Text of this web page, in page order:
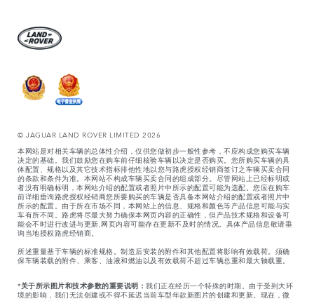
© JAGUAR LAND ROVER LIMITED 2026
本网站是对相关车辆的总体性介绍，仅供您做初步一般性参考，不应构成您购买车辆
决定的基础。我们鼓励您在购车前仔细核验车辆以决定是否购买。您所购买车辆的具
体配置、规格以及其它技术指标排他性地以您与路虎授权经销商签订之车辆买卖合同
的条款和条件为准。本网站不构成车辆买卖合同的组成部分。尽管网站上已经标明或
者没有明确标明，本网站介绍的配置或者照片中所示的配置可能为选配。您应在购车
前详细垂询路虎授权经销商您所要购买的车辆是否具备本网站介绍的配置或者照片中
所示的配置。由于所在市场不同，本网站上的信息、规格和颜色等产品信息可能与实
车有所不同。路虎将尽最大努力确保本网页内容的正确性，但产品技术规格和设备可
能会不时进行改进与更新,网页内容可能存在更新不及时的情况。具体产品信息敬请垂
询当地授权路虎经销商。
所述重量基于车辆的标准规格。制造后安装的附件和其他配置将影响有效载荷。须确
保车辆装载的附件、乘客、油液和燃油以及有效载荷不超过车辆总重和最大轴载重。
*关于所示图片和技术参数的重要说明： 我们正在经历一个特殊的时期。由于受到大环
境的影响，我们无法创建或不得不延迟当前车型年款新图片的创建和更新。现在，微